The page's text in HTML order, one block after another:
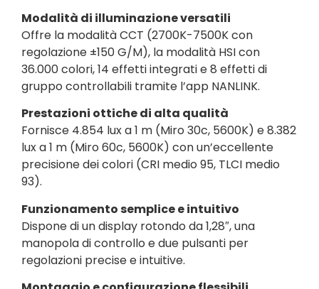
Modalità di illuminazione versatili
Offre la modalità CCT (2700K-7500K con
regolazione ±150 G/M), la modalità HSI con
36.000 colori, 14 effetti integrati e 8 effetti di
gruppo controllabili tramite l’app NANLINK.
Prestazioni ottiche di alta qualità
Fornisce 4.854 lux a 1 m (Miro 30c, 5600K) e 8.382
lux a 1 m (Miro 60c, 5600K) con un’eccellente
precisione dei colori (CRI medio 95, TLCI medio
93).
Funzionamento semplice e intuitivo
Dispone di un display rotondo da 1,28″, una
manopola di controllo e due pulsanti per
regolazioni precise e intuitive.